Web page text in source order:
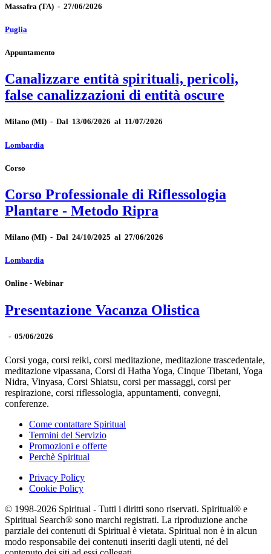
Massafra (TA) - 27/06/2026
Puglia
Appuntamento
Canalizzare entità spirituali, pericoli,
false canalizzazioni di entità oscure
Milano (MI) - Dal 13/06/2026 al 11/07/2026
Lombardia
Corso
Corso Professionale di Riflessologia
Plantare - Metodo Ripra
Milano (MI) - Dal 24/10/2025 al 27/06/2026
Lombardia
Online - Webinar
Presentazione Vacanza Olistica
- 05/06/2026
Corsi yoga, corsi reiki, corsi meditazione, meditazione trascedentale,
meditazione vipassana, Corsi di Hatha Yoga, Cinque Tibetani, Yoga
Nidra, Vinyasa, Corsi Shiatsu, corsi per massaggi, corsi per
respirazione, corsi riflessologia, appuntamenti, convegni,
conferenze.
Come contattare Spiritual
Termini del Servizio
Promozioni e offerte
Perchè Spiritual
Privacy Policy
Cookie Policy
© 1998-2026 Spiritual - Tutti i diritti sono riservati. Spiritual® e
Spiritual Search® sono marchi registrati. La riproduzione anche
parziale dei contenuti di Spiritual è vietata. Spiritual non è in alcun
modo responsabile dei contenuti inseriti dagli utenti, né del